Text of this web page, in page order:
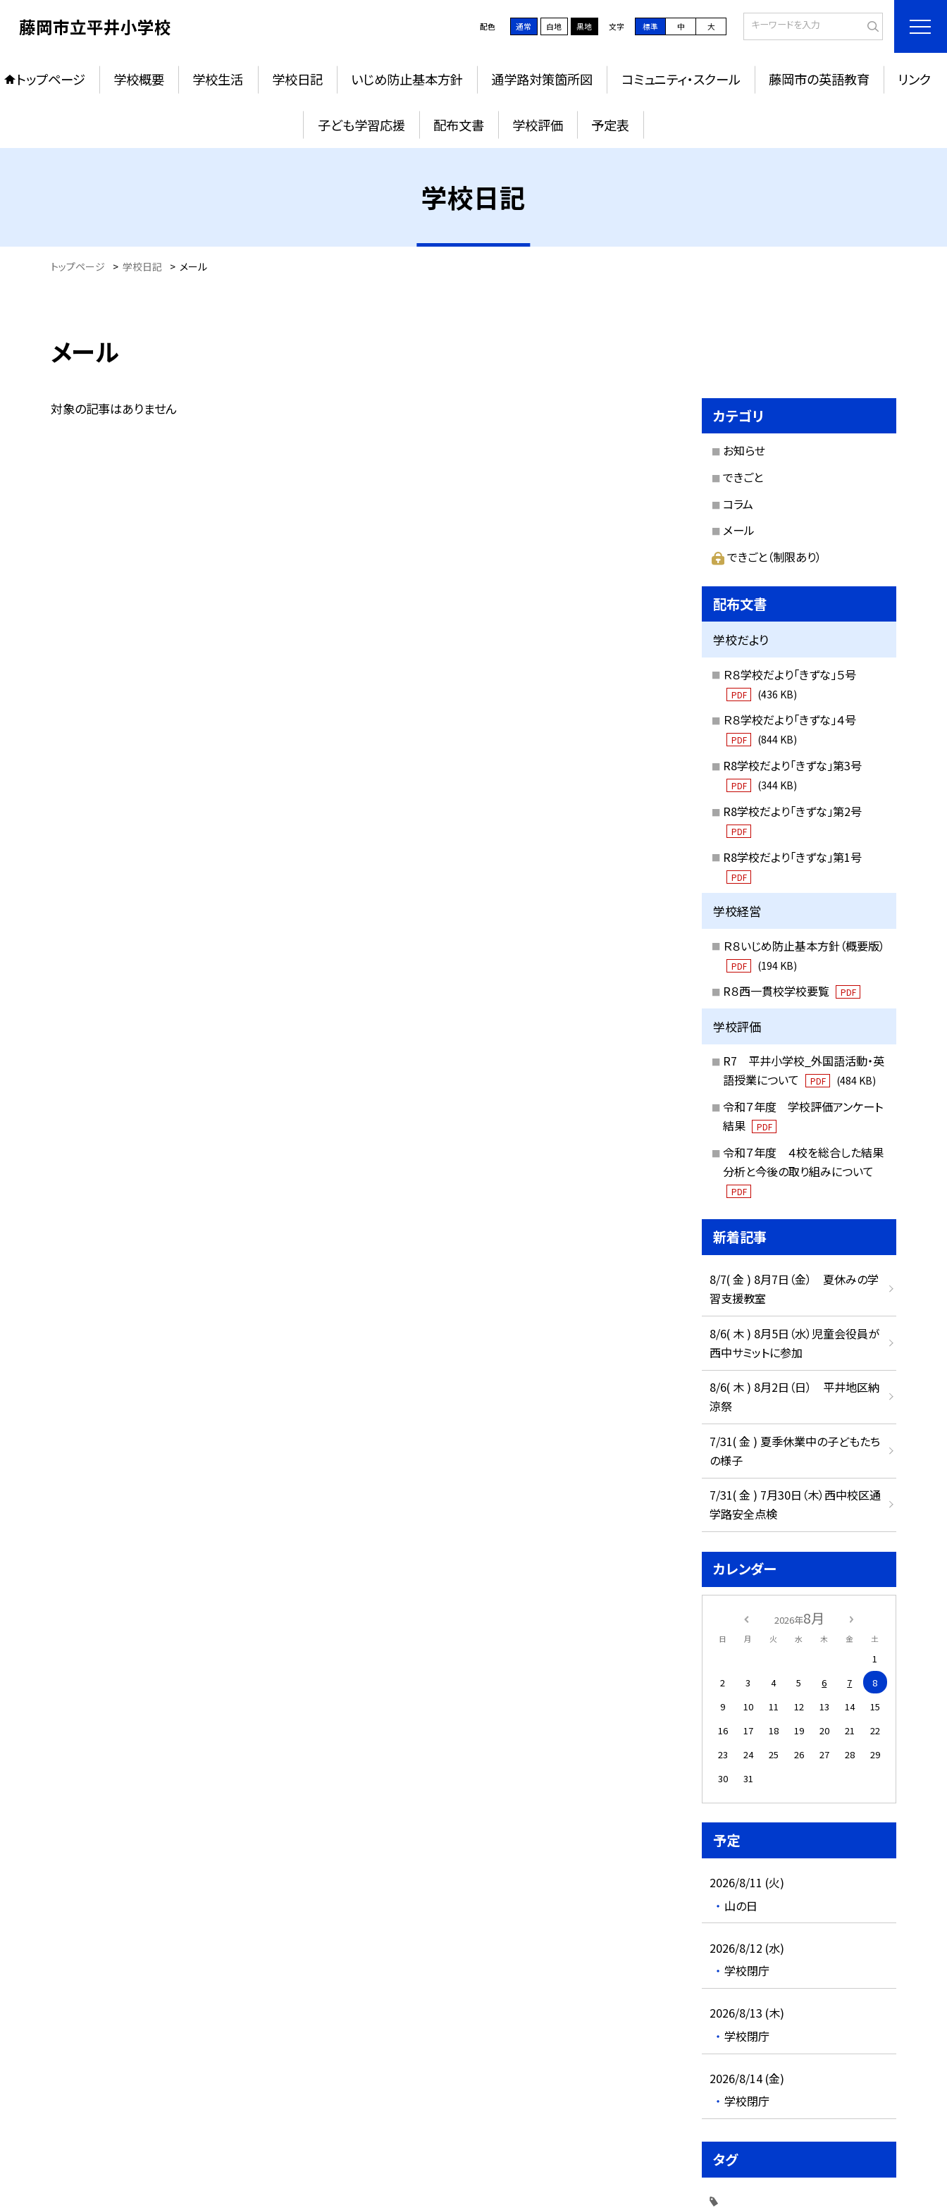
藤岡市立平井小学校 配色 通常 白地 黒地 文字 標準 中 大
トップページ 学校概要 学校生活 学校日記 いじめ防止基本方針 通学路対策箇所図 コミュニティ・スクール 藤岡市の英語教育 リンク
子ども学習応援 配布文書 学校評価 予定表
学校日記
トップページ > 学校日記 > メール
メール
対象の記事はありません カテゴリ
お知らせ
できごと
コラム
メール
できごと（制限あり）
配布文書
学校だより
Ｒ８学校だより「きずな」５号
PDF (436 KB)
Ｒ８学校だより「きずな」４号
PDF (844 KB)
R8学校だより「きずな」第3号
PDF (344 KB)
R8学校だより「きずな」第2号
PDF
R8学校だより「きずな」第1号
PDF
学校経営
Ｒ８いじめ防止基本方針（概要版）
PDF (194 KB)
R８西一貫校学校要覧 PDF
学校評価
R7 平井小学校_外国語活動・英
語授業について
PDF (484 KB)
令和７年度 学校評価アンケート
結果
PDF
令和７年度 ４校を総合した結果
分析と今後の取り組みについて
PDF
新着記事
8/7( 金 ) 8月7日（金） 夏休みの学
習支援教室
8/6( 木 ) 8月5日（水）児童会役員が
西中サミットに参加
8/6( 木 ) 8月2日（日） 平井地区納
涼祭
7/31( 金 ) 夏季休業中の子どもたち
の様子
7/31( 金 ) 7月30日（木）西中校区通
学路安全点検
カレンダー
2026年8月
日 月 火 水 木 金 土
1
2
3 4 5 6 7
8
9
10 11 12 13 14
15
16
17 18 19 20 21
22
23
24 25 26 27 28
29
30
31
予定
2026/8/11 (火)
山の日
2026/8/12 (水)
学校閉庁
2026/8/13 (木)
学校閉庁
2026/8/14 (金)
学校閉庁
タグ